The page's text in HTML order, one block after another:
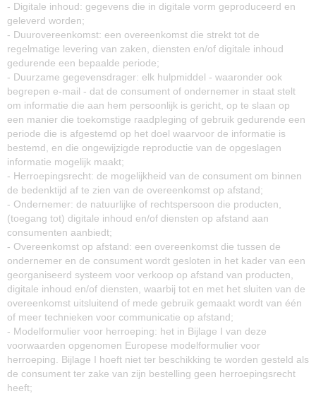
- Digitale inhoud: gegevens die in digitale vorm geproduceerd en
geleverd worden;
- Duurovereenkomst: een overeenkomst die strekt tot de
regelmatige levering van zaken, diensten en/of digitale inhoud
gedurende een bepaalde periode;
- Duurzame gegevensdrager: elk hulpmiddel - waaronder ook
begrepen e-mail - dat de consument of ondernemer in staat stelt
om informatie die aan hem persoonlijk is gericht, op te slaan op
een manier die toekomstige raadpleging of gebruik gedurende een
periode die is afgestemd op het doel waarvoor de informatie is
bestemd, en die ongewijzigde reproductie van de opgeslagen
informatie mogelijk maakt;
- Herroepingsrecht: de mogelijkheid van de consument om binnen
de bedenktijd af te zien van de overeenkomst op afstand;
- Ondernemer: de natuurlijke of rechtspersoon die producten,
(toegang tot) digitale inhoud en/of diensten op afstand aan
consumenten aanbiedt;
- Overeenkomst op afstand: een overeenkomst die tussen de
ondernemer en de consument wordt gesloten in het kader van een
georganiseerd systeem voor verkoop op afstand van producten,
digitale inhoud en/of diensten, waarbij tot en met het sluiten van de
overeenkomst uitsluitend of mede gebruik gemaakt wordt van één
of meer technieken voor communicatie op afstand;
- Modelformulier voor herroeping: het in Bijlage I van deze
voorwaarden opgenomen Europese modelformulier voor
herroeping. Bijlage I hoeft niet ter beschikking te worden gesteld als
de consument ter zake van zijn bestelling geen herroepingsrecht
heeft;